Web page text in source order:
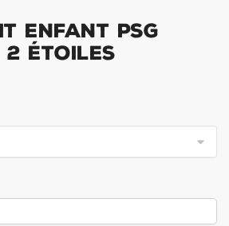
Enfant PSG
2 étoiles